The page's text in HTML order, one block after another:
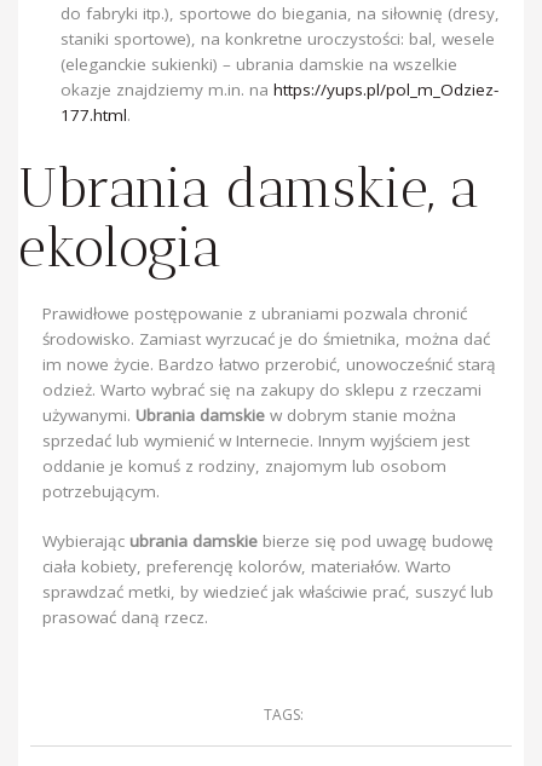
do fabryki itp.), sportowe do biegania, na siłownię (dresy,
staniki sportowe), na konkretne uroczystości: bal, wesele
(eleganckie sukienki) – ubrania damskie na wszelkie
okazje znajdziemy m.in. na https://yups.pl/pol_m_Odziez-
177.html.
Ubrania damskie, a
ekologia
Prawidłowe postępowanie z ubraniami pozwala chronić
środowisko. Zamiast wyrzucać je do śmietnika, można dać
im nowe życie. Bardzo łatwo przerobić, unowocześnić starą
odzież. Warto wybrać się na zakupy do sklepu z rzeczami
używanymi. Ubrania damskie w dobrym stanie można
sprzedać lub wymienić w Internecie. Innym wyjściem jest
oddanie je komuś z rodziny, znajomym lub osobom
potrzebującym.
Wybierając ubrania damskie bierze się pod uwagę budowę
ciała kobiety, preferencję kolorów, materiałów. Warto
sprawdzać metki, by wiedzieć jak właściwie prać, suszyć lub
prasować daną rzecz.
TAGS: